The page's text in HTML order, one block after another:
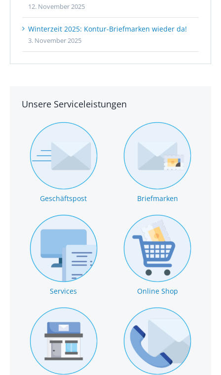
12. November 2025
Winterzeit 2025: Kontur-Briefmarken wieder da!
3. November 2025
Unsere Serviceleistungen
Geschäftspost Briefmarken
Services Online Shop